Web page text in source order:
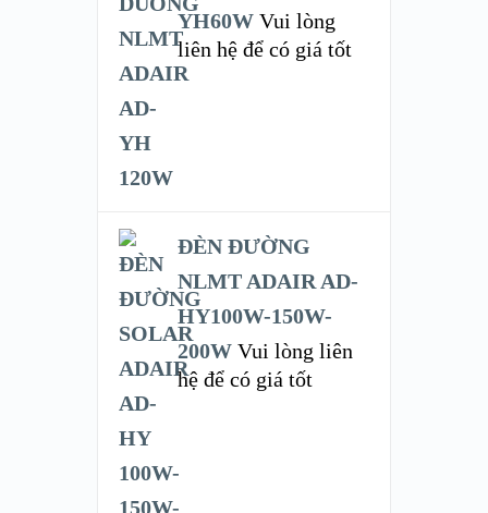
YH60W Vui lòng
liên hệ để có giá tốt
ĐÈN ĐƯỜNG
NLMT ADAIR AD-
HY100W-150W-
200W Vui lòng liên
hệ để có giá tốt